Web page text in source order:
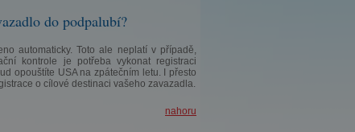
do podpalubí?
automaticky. Toto ale neplatí v případě,
kontrole je potřeba vykonat registraci
opouštíte USA na zpátečním letu. I přesto
o cílové destinaci vašeho zavazadla.
nahoru